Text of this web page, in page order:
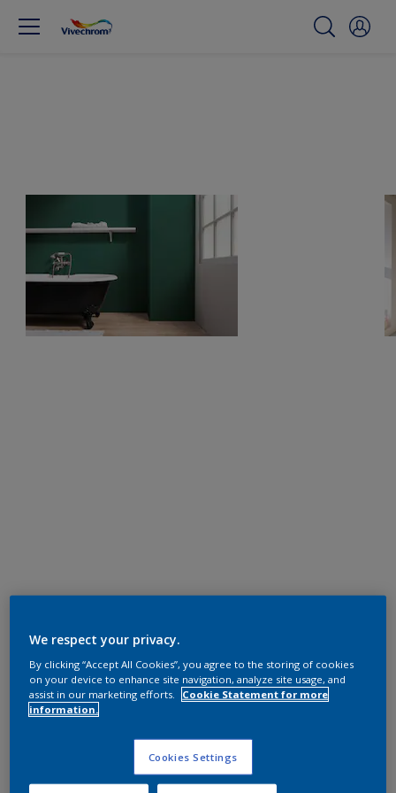
We respect your privacy.
By clicking “Accept All Cookies”, you agree to the storing of cookies
on your device to enhance site navigation, analyze site usage, and
assist in our marketing efforts.
Cookie Statement for more
information.
Cookies Settings